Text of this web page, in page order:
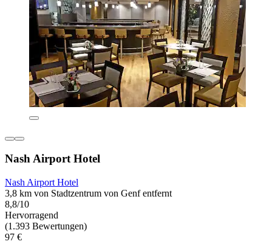
Nash Airport Hotel
Nash Airport Hotel
3,8 km von Stadtzentrum von Genf entfernt
8,8/10
Hervorragend
(1.393 Bewertungen)
97 €